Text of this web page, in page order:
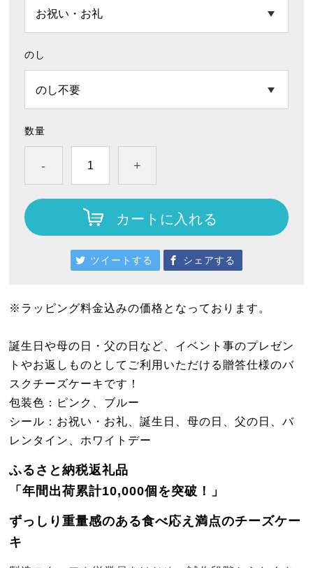
のし
数量
- +
カートに入れる
ツイートする シェアする
※ラッピング料金込みの価格となっております。
誕生日や母の日・父の日など、イベント事のプレゼン
トやお返しものとしてご利用いただける贈答仕様のバ
スクチーズケーキです！
包装色：ピンク、ブルー
シール：お祝い・お礼、誕生日、母の日、父の日、バ
レンタイン、ホワイトデー
ふるさと納税返礼品
「年間出荷累計10,000個を突破！」
ずっしり重量感のある食べ応え満点のチーズケー
キ